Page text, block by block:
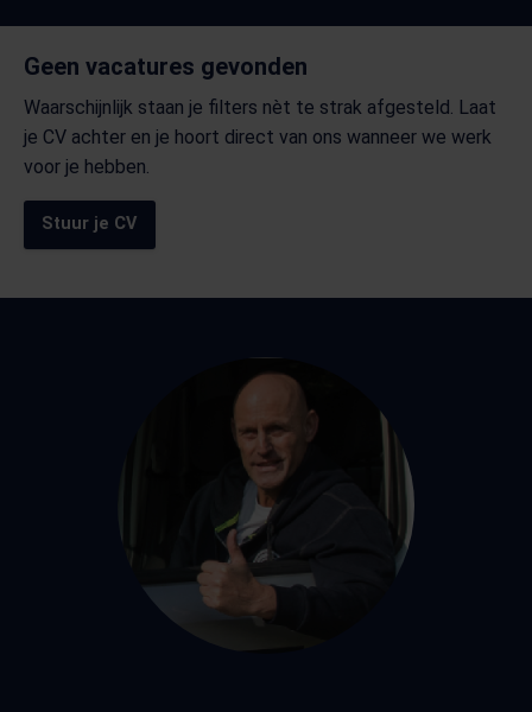
Geen vacatures gevonden
Waarschijnlijk staan je filters nèt te strak afgesteld. Laat
je CV achter en je hoort direct van ons wanneer we werk
voor je hebben.
Stuur je CV